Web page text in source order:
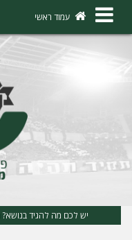
×
ו
עמוד ראשי
יש לכם מה להגיד בנושא?